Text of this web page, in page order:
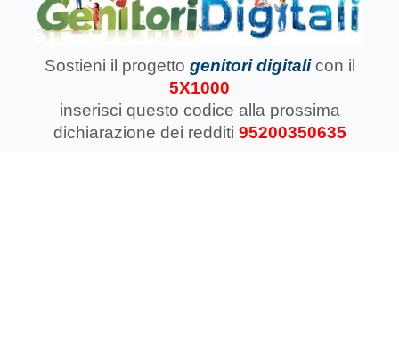
Sostieni il progetto genitori digitali con il
5X1000
inserisci questo codice alla prossima
dichiarazione dei redditi 95200350635